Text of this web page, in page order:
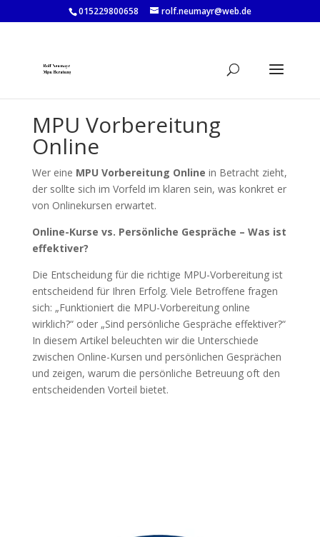
015229800658 rolf.neumayr@web.de
MPU Vorbereitung
Online
Wer eine MPU Vorbereitung Online in Betracht zieht,
der sollte sich im Vorfeld im klaren sein, was konkret er
von Onlinekursen erwartet.
Online-Kurse vs. Persönliche Gespräche – Was ist
effektiver?
Die Entscheidung für die richtige MPU-Vorbereitung ist
entscheidend für Ihren Erfolg. Viele Betroffene fragen
sich: „Funktioniert die MPU-Vorbereitung online
wirklich?“ oder „Sind persönliche Gespräche effektiver?“
In diesem Artikel beleuchten wir die Unterschiede
zwischen Online-Kursen und persönlichen Gesprächen
und zeigen, warum die persönliche Betreuung oft den
entscheidenden Vorteil bietet.